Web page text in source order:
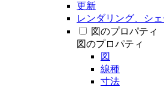
更新
レンダリング、シ
図のプロパティ
図のプロパティ
図
線種
寸法